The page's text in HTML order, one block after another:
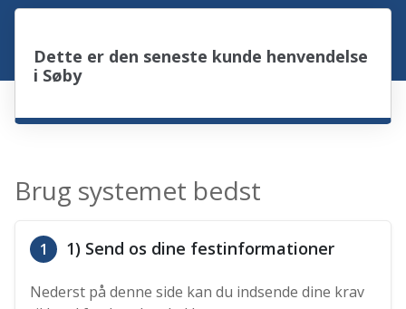
Dette er den seneste kunde henvendelse
i Søby
Brug systemet bedst
1 1) Send os dine festinformationer
Nederst på denne side kan du indsende dine krav